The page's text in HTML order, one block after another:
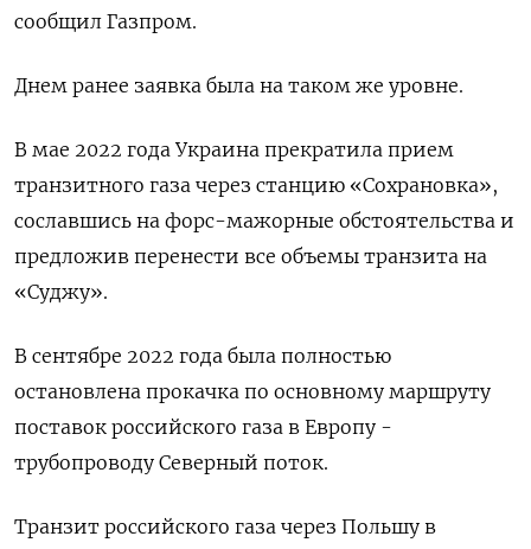
сообщил Газпром.
Днем ранее заявка была на таком же уровне.
В мае 2022 года Украина прекратила прием
транзитного газа через станцию «Сохрановка»,
сославшись на форс-мажорные обстоятельства и
предложив перенести все объемы транзита на
«Суджу».
В сентябре 2022 года была полностью
остановлена прокачка по основному маршруту
поставок российского газа в Европу -
трубопроводу Северный поток.
Транзит российского газа через Польшу в